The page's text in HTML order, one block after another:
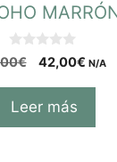
0
d€ 42,00€ N/A
Leer más